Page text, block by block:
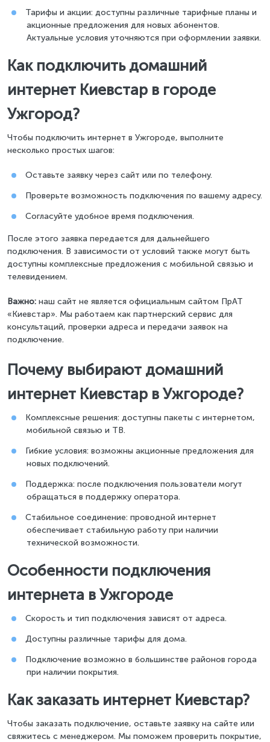
Тарифы и акции: доступны различные тарифные планы и
акционные предложения для новых абонентов.
Актуальные условия уточняются при оформлении заявки.
Как подключить домашний
интернет Киевстар в городе
Ужгород?
Чтобы подключить интернет в Ужгороде, выполните
несколько простых шагов:
Оставьте заявку через сайт или по телефону.
Проверьте возможность подключения по вашему адресу.
Согласуйте удобное время подключения.
После этого заявка передается для дальнейшего
подключения. В зависимости от условий также могут быть
доступны комплексные предложения с мобильной связью и
телевидением.
Важно: наш сайт не является официальным сайтом ПрАТ
«Киевстар». Мы работаем как партнерский сервис для
консультаций, проверки адреса и передачи заявок на
подключение.
Почему выбирают домашний
интернет Киевстар в Ужгороде?
Комплексные решения: доступны пакеты с интернетом,
мобильной связью и ТВ.
Гибкие условия: возможны акционные предложения для
новых подключений.
Поддержка: после подключения пользователи могут
обращаться в поддержку оператора.
Стабильное соединение: проводной интернет
обеспечивает стабильную работу при наличии
технической возможности.
Особенности подключения
интернета в Ужгороде
Скорость и тип подключения зависят от адреса.
Доступны различные тарифы для дома.
Подключение возможно в большинстве районов города
при наличии покрытия.
Как заказать интернет Киевстар?
Чтобы заказать подключение, оставьте заявку на сайте или
свяжитесь с менеджером. Мы поможем проверить покрытие,